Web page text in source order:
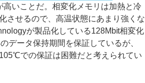
いことだ。相変化メモリは加熱と冷
させるので、高温状態にあまり強くな
が製品化している128Mbit相変化
データ保持期間を保証しているが、
での保証は困難だと考えられてい